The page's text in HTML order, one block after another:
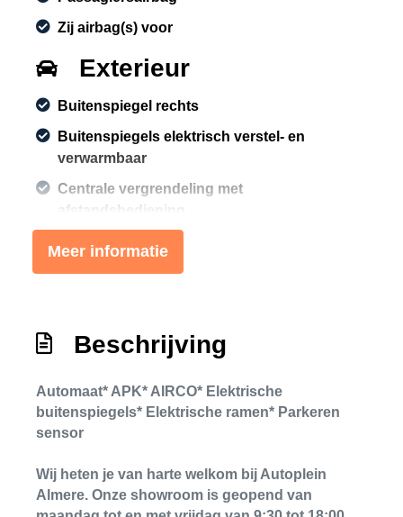
Zij airbag(s) voor
Exterieur
Buitenspiegel rechts
Buitenspiegels elektrisch verstel- en
verwarmbaar
Centrale vergrendeling met
afstandsbediening
Onderhoudsboekje
Airco
Elektrische ramen voor
Stuurbekrachtiging
Meer informatie
Beschrijving
Automaat* APK* AIRCO* Elektrische
buitenspiegels* Elektrische ramen* Parkeren
sensor
Wij heten je van harte welkom bij Autoplein
Almere. Onze showroom is geopend van